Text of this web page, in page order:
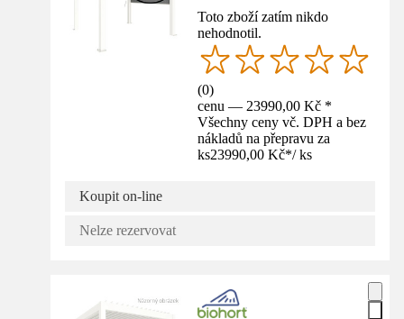
Toto zboží zatím nikdo
nehodnotil.
(0)
cenu — 23990,00 Kč *
Všechny ceny vč. DPH a bez
nákladů na přepravu za
ks23990,00 Kč*/ ks
Koupit on-line
Nelze rezervovat